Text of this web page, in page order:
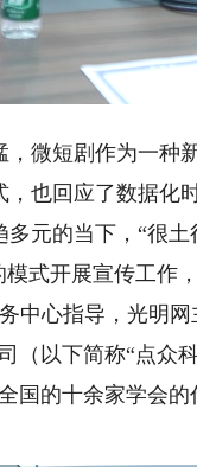
短剧作为一种
也回应了数据化
元的当下，“很
式开展宣传工作
心指导，光明网
（以下简称“点众
国的十余家学会